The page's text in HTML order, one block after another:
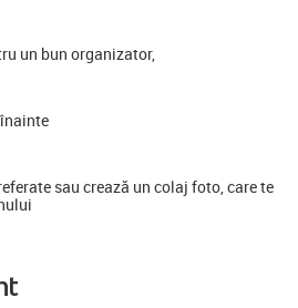
un bun organizator,
sau crează un colaj foto, care te